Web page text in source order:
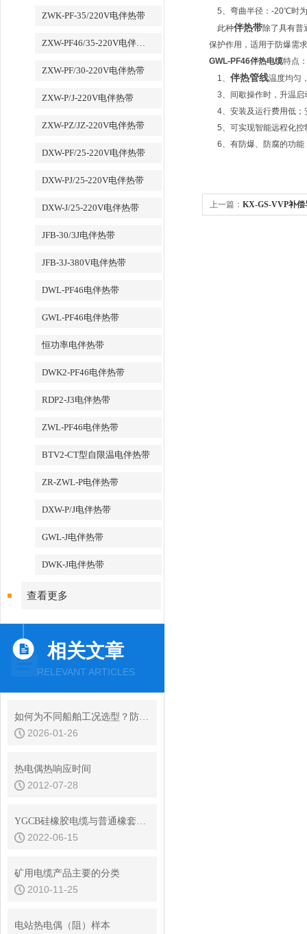
ZWK-PF-35/220V电伴热带
ZXW-PF46/35-220V电伴热带
ZXW-PF/30-220V电伴热带
ZXW-P/J-220V电伴热带
ZXW-PZ/JZ-220V电伴热带
DXW-PF/25-220V电伴热带
DXW-PJ/25-220V电伴热带
DXW-J/25-220V电伴热带
JFB-30/3J电伴热带
JFB-3J-380V电伴热带
DWL-PF46电伴热带
GWL-PF46电伴热带
恒功率电伴热带
DWK2-PF46电伴热带
RDP2-J3电伴热带
ZWL-PF46电伴热带
BTV2-CT型自限温电伴热带
ZR-ZWL-P电伴热带
DXW-P/J电伴热带
GWL-J电伴热带
DWK-J电伴热带
查看更多
相关文章
RELEVANT ARTICLES
如何为不同船舶工况选型？防水船用电缆采购指南
2026-01-26
热电偶热响应时间
2012-07-28
YGCB硅橡胶电缆与普通橡套电线之间的差异
2022-06-15
矿用电缆产品主要的分类
2010-11-25
电站热电偶（阻）样本
5、弯曲半径：-20℃时
此种伴热带除了具有普
保护作用，适用于防爆需
GWL-PF46伴热电缆特点：
1、 伴热管线温度均匀
3、间歇操作时，升温启
4、安装及运行费用低；
5、可实现智能远程化控
6、有防爆、防腐的功能
上一篇： KX-GS-VVP补偿